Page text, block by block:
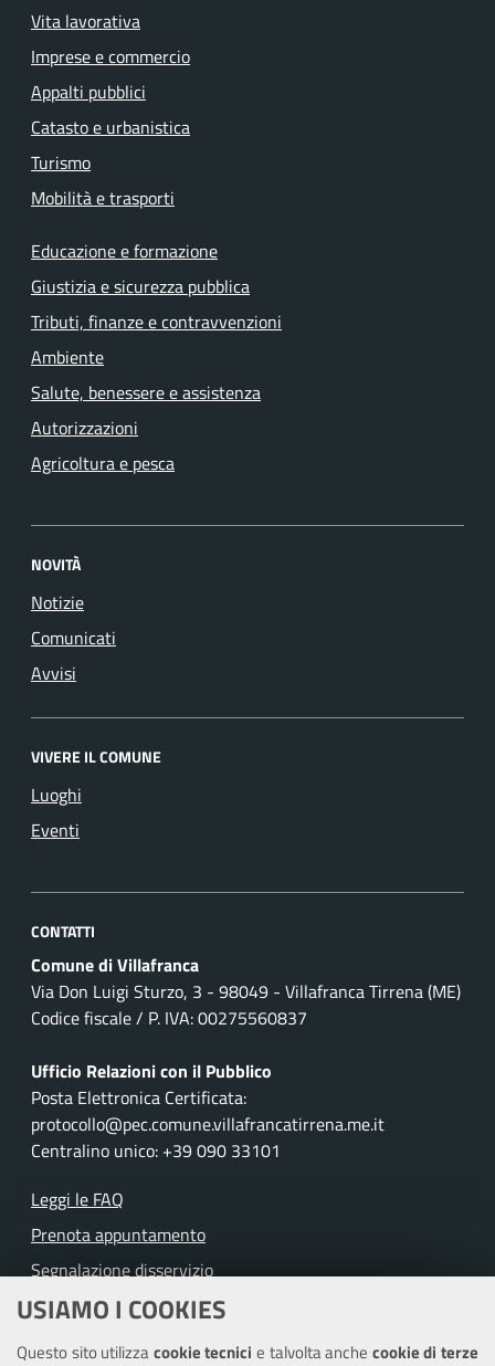
USIAMO I COOKIES
Questo sito utilizzacookie tecnicie talvolta anche cookie di terze
Vita lavorativa
Imprese e commercio
Appalti pubblici
Catasto e urbanistica
Turismo
Mobilità e trasporti
Educazione e formazione
Giustizia e sicurezza pubblica
Tributi, finanze e contravvenzioni
Ambiente
Salute, benessere e assistenza
Autorizzazioni
Agricoltura e pesca
NOVITÀ
Notizie
Comunicati
Avvisi
VIVERE IL COMUNE
Luoghi
Eventi
CONTATTI
Comune di Villafranca
Via Don Luigi Sturzo, 3 - 98049 - Villafranca Tirrena (ME)
Codice fiscale / P. IVA: 00275560837
Ufficio Relazioni con il Pubblico
Posta Elettronica Certificata:
protocollo@pec.comune.villafrancatirrena.me.it
Centralino unico: +39 090 33101
Leggi le FAQ
Prenota appuntamento
Segnalazione disservizio
Richiesta assistenza
Amministrazione trasparente